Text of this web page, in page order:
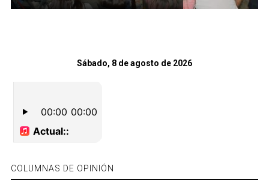
Sábado, 8 de agosto de 2026
COLUMNAS DE OPINIÓN